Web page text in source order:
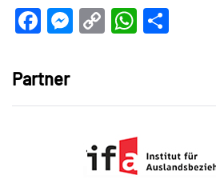
Facebook
Messenger
Copy
Partner